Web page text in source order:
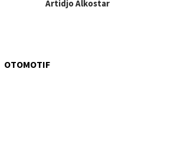
Artidjo Alkostar
OTOMOTIF